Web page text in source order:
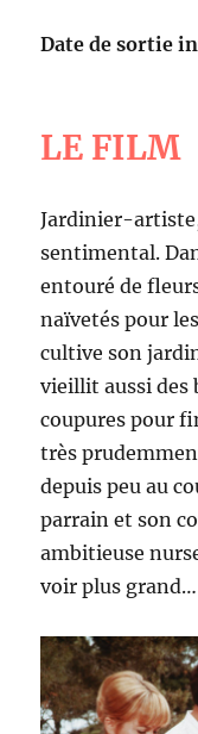
Date de sortie
LE FILM
Jardinier-
sentimental.
entouré de
naïvetés pour
cultive son
vieillit aussi des
coupures pour
très
depuis peu au
parrain et son
ambitieuse
voir plus grand…